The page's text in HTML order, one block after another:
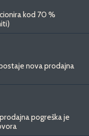
kod 70 %
nova prodajna
pogreška je